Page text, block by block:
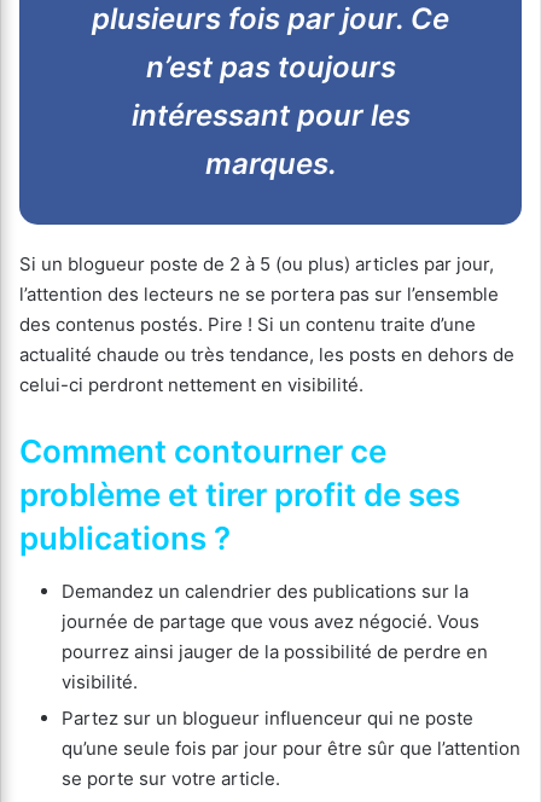
plusieurs fois par jour. Ce
n’est pas toujours
intéressant pour les
marques.
Si un blogueur poste de 2 à 5 (ou plus) articles par jour,
l’attention des lecteurs ne se portera pas sur l’ensemble
des contenus postés. Pire ! Si un contenu traite d’une
actualité chaude ou très tendance, les posts en dehors de
celui-ci perdront nettement en visibilité.
Comment contourner ce
problème et tirer profit de ses
publications ?
Demandez un calendrier des publications sur la
journée de partage que vous avez négocié. Vous
pourrez ainsi jauger de la possibilité de perdre en
visibilité.
Partez sur un blogueur influenceur qui ne poste
qu’une seule fois par jour pour être sûr que l’attention
se porte sur votre article.